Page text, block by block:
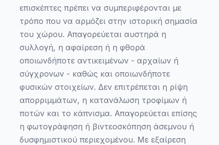
επισκέπτες πρέπει να συμπεριφέρονται με
τρόπο που να αρμόζει στην ιστορική σημασία
του χώρου. Απαγορεύεται αυστηρά η
συλλογή, η αφαίρεση ή η φθορά
οποιωνδήποτε αντικειμένων - αρχαίων ή
σύγχρονων - καθώς και οποιωνδήποτε
φυσικών στοιχείων. Δεν επιτρέπεται η ρίψη
απορριμμάτων, η κατανάλωση τροφίμων ή
ποτών και το κάπνισμα. Απαγορεύεται επίσης
η φωτογράφηση ή βιντεοσκόπηση άσεμνου ή
δυσφημιστικού περιεχομένου. Με εξαίρεση